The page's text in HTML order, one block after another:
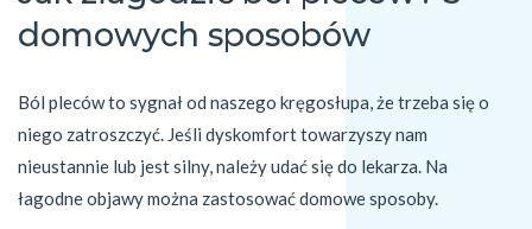
domowych sposobów
Ból pleców to sygnał od naszego kręgosłupa, że trzeba się o
niego zatroszczyć. Jeśli dyskomfort towarzyszy nam
nieustannie lub jest silny, należy udać się do lekarza. Na
łagodne objawy można zastosować domowe sposoby.